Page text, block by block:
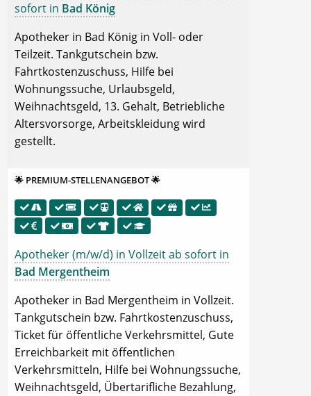
sofort in Bad König
Apotheker in Bad König in Voll- oder
Teilzeit. Tankgutschein bzw.
Fahrtkostenzuschuss, Hilfe bei
Wohnungssuche, Urlaubsgeld,
Weihnachtsgeld, 13. Gehalt, Betriebliche
Altersvorsorge, Arbeitskleidung wird
gestellt.
🌟 PREMIUM-STELLENANGEBOT 🌟
Apotheker (m/w/d) in Vollzeit ab sofort in
Bad Mergentheim
Apotheker in Bad Mergentheim in Vollzeit.
Tankgutschein bzw. Fahrtkostenzuschuss,
Ticket für öffentliche Verkehrsmittel, Gute
Erreichbarkeit mit öffentlichen
Verkehrsmitteln, Hilfe bei Wohnungssuche,
Weihnachtsgeld, Übertarifliche Bezahlung,